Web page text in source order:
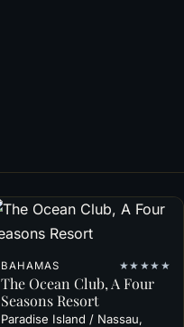
BAHAMAS ★★★★★
The Ocean Club, A Four
Seasons Resort
Paradise Island / Nassau,